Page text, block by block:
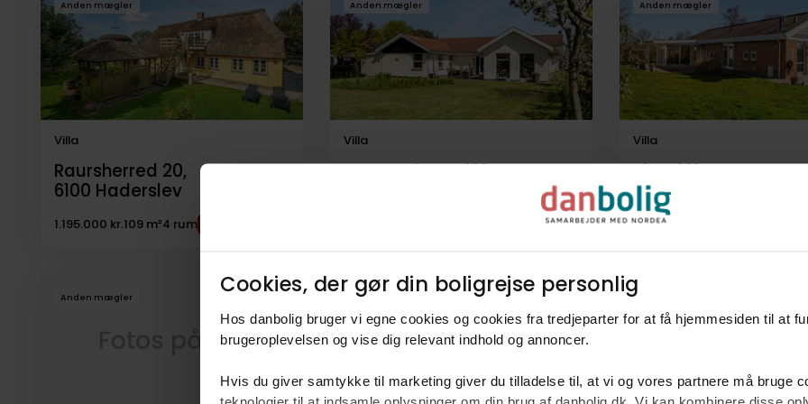
Cookies, der gør din boligrejse personlig​
Hos danbolig bruger vi egne cookies og cookies fra tredjeparter for at få hjemmesiden til at
brugeroplevelsen og vise dig relevant indhold og annoncer.​
Hvis du giver samtykke til marketing giver du tilladelse til, at vi og vores partnere må bruge
til
salg
Anden mægler
Villa
Raursherred 20,
6100 Haderslev
1.195.000 kr.109 m²4 rum
Anden mægler
Villa
Starup Skovvej 10,
Anden mægler
Villa
Siøvej 18,
6100
1.695.000 kr.
Anden mægler Anden mægler